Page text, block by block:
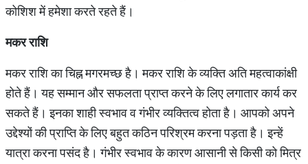
कोशिश में हमेशा करते रहते हैं।
मकरराशि
मकर राशि का चिह्न मगरमच्छ है। मकर राशि के व्यक्ति अति महत्वाकांक्षी
होते हैं। यह सम्मान और सफलता प्राप्त करने के लिए लगातार कार्य कर
सकते हैं। इनका शाही स्वभाव व गंभीर व्यक्तित्व होता है। आपको अपने
उद्देश्यों की प्राप्ति के लिए बहुत कठिन परिश्रम करना पड़ता है। इन्हें
यात्रा करना पसंद है। गंभीर स्वभाव के कारण आसानी से किसी को मित्र